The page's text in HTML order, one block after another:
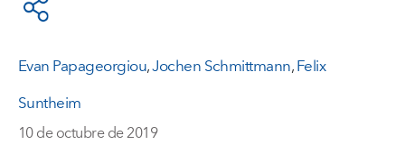
Evan Papageorgiou,Jochen Schmittmann,Felix
Suntheim
10 de octubre de 2019